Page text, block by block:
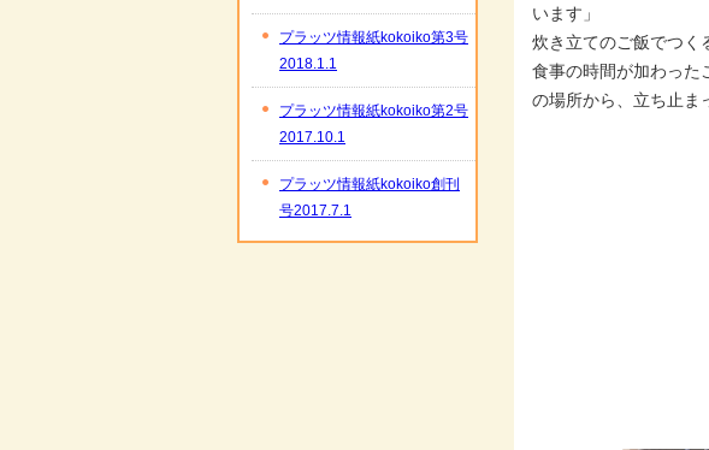
います」
炊き立てのご飯でつく
食事の時間が加わった
の場所から、立ち止ま
プラッツ情報紙kokoiko第3号
2018.1.1
プラッツ情報紙kokoiko第2号
2017.10.1
プラッツ情報紙kokoiko創刊
号2017.7.1